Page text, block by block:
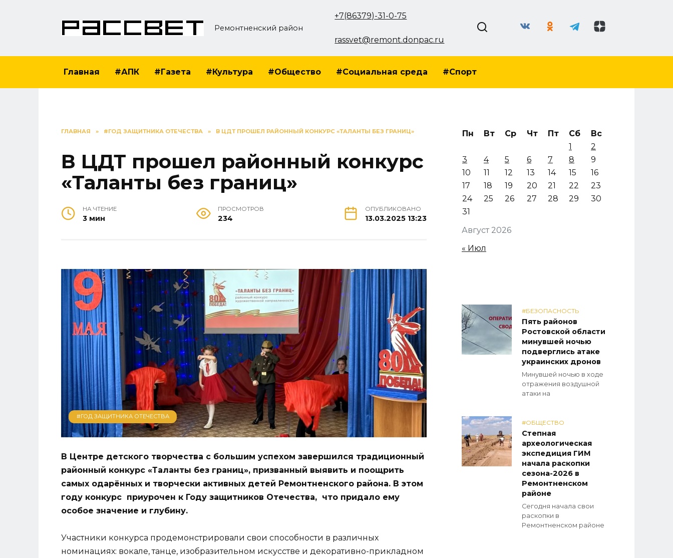
Ремонтненский район
+7(86379)-31-0-75
rassvet@remont.donpac.ru
Главная #АПК #Газета #Культура #Общество #Социальная среда #Спорт
ГЛАВНАЯ » #ГОД ЗАЩИТНИКА ОТЕЧЕСТВА » В ЦДТ ПРОШЕЛ РАЙОННЫЙ КОНКУРС «ТАЛАНТЫ БЕЗ ГРАНИЦ»
В ЦДТ прошел районный конкурс
«Таланты без границ»
НА ЧТЕНИЕ
3 мин
ПРОСМОТРОВ
234
ОПУБЛИКОВАНО
13.03.2025 13:23
#ГОД ЗАЩИТНИКА ОТЕЧЕСТВА
В Центре детского творчества с большим успехом завершился традиционный
районный конкурс «Таланты без границ», призванный выявить и поощрить
самых одарённых и творчески активных детей Ремонтненского района. В этом
году конкурс приурочен к Году защитников Отечества, что придало ему
особое значение и глубину.
Участники конкурса продемонстрировали свои способности в различных
номинациях: вокале, танце, изобразительном искусстве и декоративно-прикладном
Август 2026
Пн Вт Ср Чт Пт Сб
Вс
1
2
3
4 5 6 7 8
9
10
11 12 13 14 15
16
17
18 19 20 21 22
23
24
25 26 27 28 29
30
31
« Июл
#БЕЗОПАСНОСТЬ
Пять районов
Ростовской области
минувшей ночью
подверглись атаке
украинских дронов
Минувшей ночью в ходе
отражения воздушной
атаки на
#ОБЩЕСТВО
Степная
археологическая
экспедиция ГИМ
начала раскопки
сезона-2026 в
Ремонтненском
районе
Сегодня начала свои
раскопки в
Ремонтненском районе